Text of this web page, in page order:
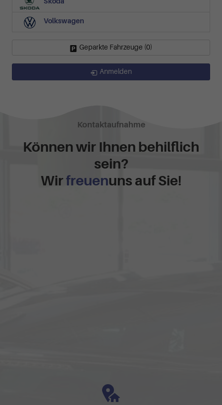
Volkswagen
Geparkte Fahrzeuge (0)
Anmelden
Kontaktaufnahme
Können wir Ihnen behilflich
sein?
Wirfreuenuns auf Sie!